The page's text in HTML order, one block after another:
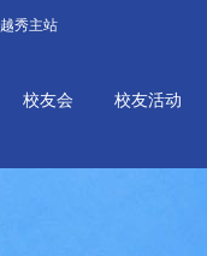
越秀主站
校友会 校友活动